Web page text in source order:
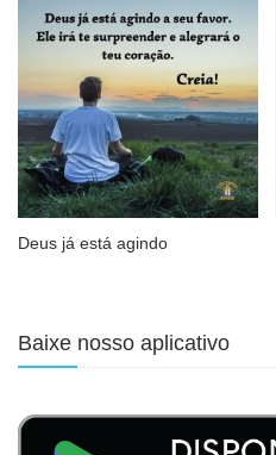
Deus já está agindo
Baixe nosso aplicativo